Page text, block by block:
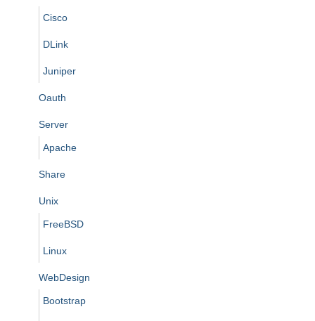
Cisco
DLink
Juniper
Oauth
Server
Apache
Share
Unix
FreeBSD
Linux
WebDesign
Bootstrap